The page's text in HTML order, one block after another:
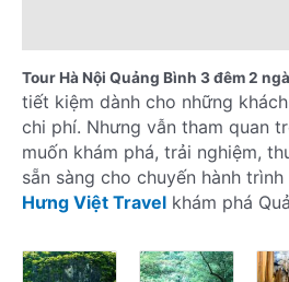
Tour Hà Nội Quảng Bình 3 đêm 2
tiết kiệm dành cho những
chi phí. Nhưng vẫn tham quan
muốn khám phá, trải nghiệm,
sẵn sàng cho chuyến hành
Hưng Việt Travel khám phá